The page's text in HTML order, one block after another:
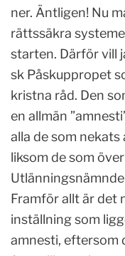
ner. Äntligen! Nu
rättssäkra
starten. Därför vill
sk Påskuppropet
kristna råd. Den
en allmän
alla de som
liksom de som
Framför allt är det
inställning som
amnesti, eftersom